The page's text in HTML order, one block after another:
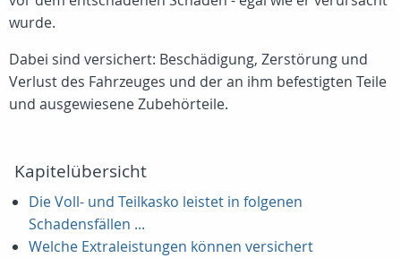
wurde.
Dabei sind versichert: Beschädigung, Zerstörung und
Verlust des Fahrzeuges und der an ihm befestigten Teile
und ausgewiesene Zubehörteile.
Kapitelübersicht
Die Voll- und Teilkasko leistet in folgenen
Schadensfällen ...
Welche Extraleistungen können versichert